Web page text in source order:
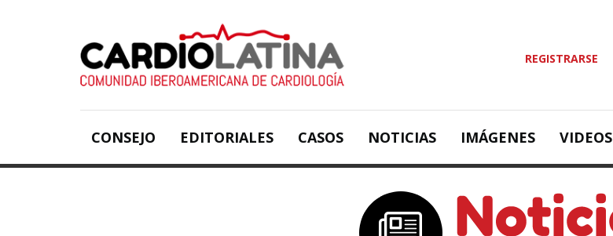
REGISTRARSE
CONSEJO EDITORIALES CASOS NOTICIAS IMÁGENES VIDEOS